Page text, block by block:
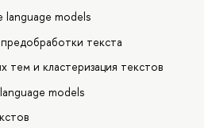
language models
текста
тем и кластеризация текстов
models